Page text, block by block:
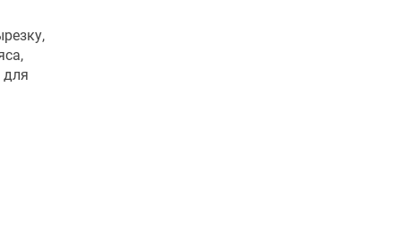
для